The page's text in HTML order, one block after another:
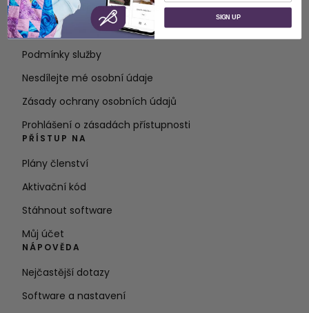
O společnosti SVP Worldwide
Kontakt
Podmínky služby
Nesdílejte mé osobní údaje
Zásady ochrany osobních údajů
Prohlášení o zásadách přístupnosti
PŘÍSTUP NA
Plány členství
Aktivační kód
Stáhnout software
Můj účet
NÁPOVĚDA
Nejčastější dotazy
Software a nastavení
SIGN UP